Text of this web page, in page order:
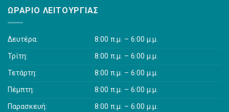
ΩΡΆΡΙΟ ΛΕΙΤΟΥΡΓΊΑΣ
Δευτέρα:
8:00 π.μ. – 6:00 μ.μ.
Τρίτη:
8:00 π.μ. – 6:00 μ.μ.
Τετάρτη:
8:00 π.μ. – 6:00 μ.μ.
Πέμπτη:
8:00 π.μ. – 6:00 μ.μ.
Παρασκευή:
8:00 π.μ. – 6:00 μ.μ.